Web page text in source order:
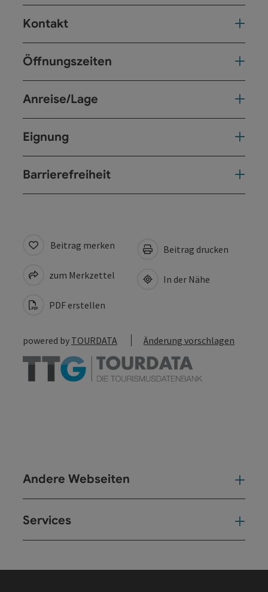
Kontakt
Öffnungszeiten
Anreise/Lage
Eignung
Barrierefreiheit
Beitrag merken
zum Merkzettel
PDF erstellen
Beitrag drucken
In der Nähe
powered by TOURDATA Änderung vorschlagen
Andere Webseiten
Services